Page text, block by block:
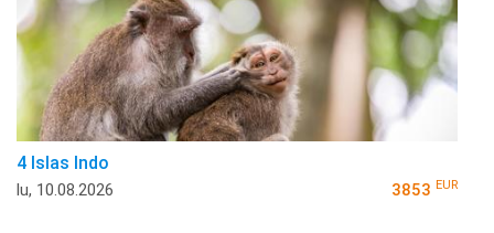
4 Islas Indo
lu, 10.08.2026 3853 EUR